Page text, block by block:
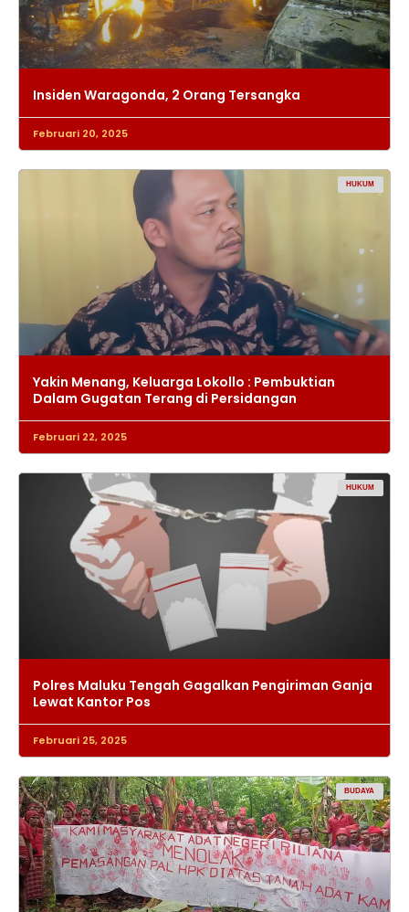
Insiden Waragonda, 2 Orang Tersangka
Februari 20, 2025
HUKUM
Yakin Menang, Keluarga Lokollo : Pembuktian
Dalam Gugatan Terang di Persidangan
Februari 22, 2025
HUKUM
Polres Maluku Tengah Gagalkan Pengiriman Ganja
Lewat Kantor Pos
Februari 25, 2025
BUDAYA